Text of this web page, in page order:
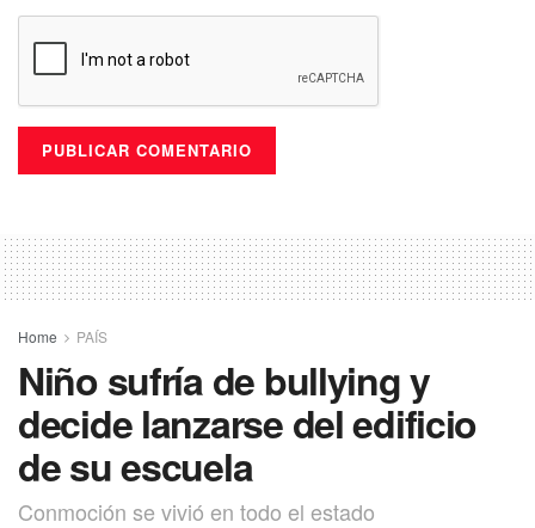
Home PAÍS
Niño sufría de bullying y
decide lanzarse del edificio
de su escuela
Conmoción se vivió en todo el estado